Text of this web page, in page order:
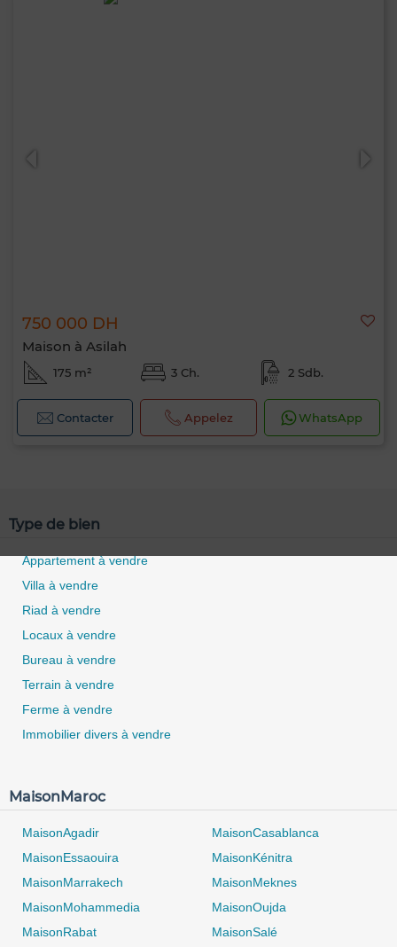
750 000 DH
Maison à Asilah
175 m² 3 Ch. 2 Sdb.
Contacter Appelez WhatsApp
Type de bien
Appartement à vendre
Villa à vendre
Riad à vendre
Locaux à vendre
Bureau à vendre
Terrain à vendre
Ferme à vendre
Immobilier divers à vendre
MaisonMaroc
MaisonAgadir
MaisonCasablanca
MaisonEssaouira
MaisonKénitra
MaisonMarrakech
MaisonMeknes
MaisonMohammedia
MaisonOujda
MaisonRabat
MaisonSalé